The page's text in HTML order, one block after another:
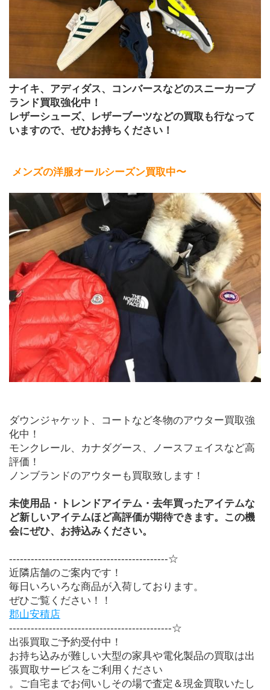
ナイキ、アディダス、コンバースなどのスニーカーブ
ランド買取強化中！
レザーシューズ、レザーブーツなどの買取も行なって
いますので、ぜひお持ちください！
メンズの洋服オールシーズン買取中〜
ダウンジャケット、コートなど冬物のアウター買取強
化中！
モンクレール、カナダグース、ノースフェイスなど高
評価！
ノンブランドのアウターも買取致します！
未使用品・トレンドアイテム・去年買ったアイテムな
ど新しいアイテムほど高評価が期待できます。この機
会にぜひ、お持込みください。
--------------------------------------------☆
近隣店舗のご案内です！
毎日いろいろな商品が入荷しております。
ぜひご覧ください！！
郡山安積店
---------------------------------------------☆
出張買取ご予約受付中！
お持ち込みが難しい大型の家具や電化製品の買取は出
張買取サービスをご利用ください
。ご自宅までお伺いしその場で査定＆現金買取いたし